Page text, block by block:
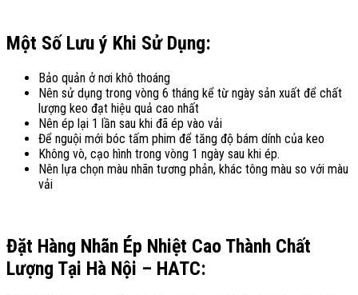
Một Số Lưu ý Khi Sử Dụng:
Bảo quản ở nơi khô thoáng
Nên sử dụng trong vòng 6 tháng kể từ ngày sản xuất để chất
lượng keo đạt hiệu quả cao nhất
Nên ép lại 1 lần sau khi đã ép vào vải
Để nguội mới bóc tấm phim để tăng độ bám dính của keo
Không vò, cạo hình trong vòng 1 ngày sau khi ép.
Nên lựa chọn màu nhãn tương phản, khác tông màu so với màu
vải
Đặt Hàng Nhãn Ép Nhiệt Cao Thành Chất
Lượng Tại Hà Nội – HATC: